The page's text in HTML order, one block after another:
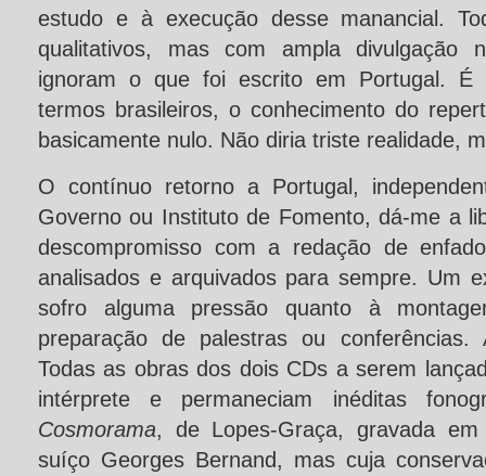
estudo e à execução desse manancial.
qualitativos, mas com ampla divulgação
ignoram o que foi escrito em Portugal. É
termos brasileiros, o conhecimento do
basicamente nulo. Não diria triste realidade,
O contínuo retorno a Portugal,
Governo ou Instituto de Fomento, dá-me a
descompromisso com a redação de
analisados e arquivados para sempre. Um
sofro alguma pressão quanto à
preparação de palestras ou
Todas as obras dos dois CDs a serem
intérprete e permaneciam inéditas
Cosmorama, de Lopes-Graça, gravada
suíço Georges Bernand, mas cuja